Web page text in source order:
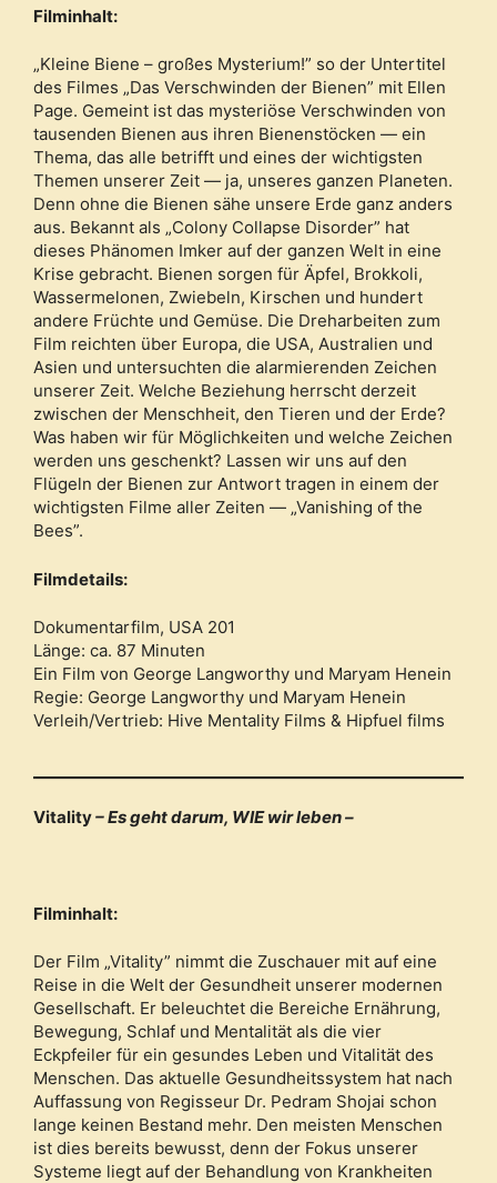
Filminhalt:
„Kleine Biene – großes Mysterium!” so der Untertitel
des Filmes „Das Verschwinden der Bienen” mit Ellen
Page. Gemeint ist das mysteriöse Verschwinden von
tausenden Bienen aus ihren Bienenstöcken — ein
Thema, das alle betrifft und eines der wichtigsten
Themen unserer Zeit — ja, unseres ganzen Planeten.
Denn ohne die Bienen sähe unsere Erde ganz anders
aus. Bekannt als „Colony Collapse Disorder” hat
dieses Phänomen Imker auf der ganzen Welt in eine
Krise gebracht. Bienen sorgen für Äpfel, Brokkoli,
Wassermelonen, Zwiebeln, Kirschen und hundert
andere Früchte und Gemüse. Die Dreharbeiten zum
Film reichten über Europa, die USA, Australien und
Asien und untersuchten die alarmierenden Zeichen
unserer Zeit. Welche Beziehung herrscht derzeit
zwischen der Menschheit, den Tieren und der Erde?
Was haben wir für Möglichkeiten und welche Zeichen
werden uns geschenkt? Lassen wir uns auf den
Flügeln der Bienen zur Antwort tragen in einem der
wichtigsten Filme aller Zeiten — „Vanishing of the
Bees”.
Filmdetails:
Dokumentarfilm, USA 201
Länge: ca. 87 Minuten
Ein Film von George Langworthy und Maryam Henein
Regie: George Langworthy und Maryam Henein
Verleih/Vertrieb: Hive Mentality Films & Hipfuel films
Vitality– Es geht darum, WIE wir leben –
Filminhalt:
Der Film „Vitality” nimmt die Zuschauer mit auf eine
Reise in die Welt der Gesundheit unserer modernen
Gesellschaft. Er beleuchtet die Bereiche Ernährung,
Bewegung, Schlaf und Mentalität als die vier
Eckpfeiler für ein gesundes Leben und Vitalität des
Menschen. Das aktuelle Gesundheitssystem hat nach
Auffassung von Regisseur Dr. Pedram Shojai schon
lange keinen Bestand mehr. Den meisten Menschen
ist dies bereits bewusst, denn der Fokus unserer
Systeme liegt auf der Behandlung von Krankheiten